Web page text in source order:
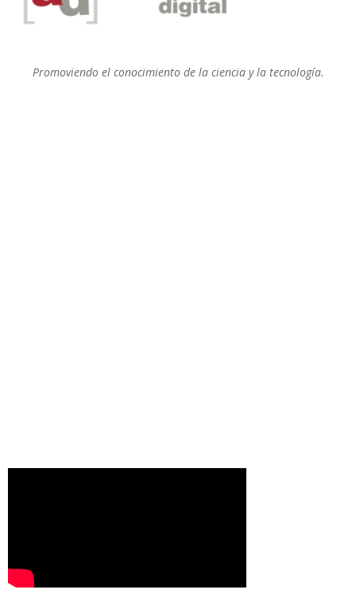
Promoviendo el conocimiento de la ciencia y la tecnología.